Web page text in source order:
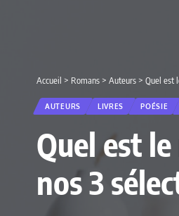
Accueil > Romans > Auteurs > Quel est
AUTEURS LIVRES POÉSIE
Quel est
nos 3